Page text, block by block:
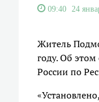
09:40 24
Житель
году. Об этом
России по